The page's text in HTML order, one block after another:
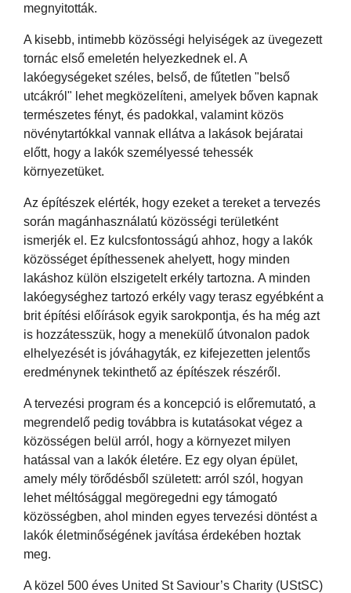
megnyitották.
A kisebb, intimebb közösségi helyiségek az üvegezett
tornác első emeletén helyezkednek el. A
lakóegységeket széles, belső, de fűtetlen "belső
utcákról" lehet megközelíteni, amelyek bőven kapnak
természetes fényt, és padokkal, valamint közös
növénytartókkal vannak ellátva a lakások bejáratai
előtt, hogy a lakók személyessé tehessék
környezetüket.
Az építészek elérték, hogy ezeket a tereket a tervezés
során magánhasználatú közösségi területként
ismerjék el. Ez kulcsfontosságú ahhoz, hogy a lakók
közösséget építhessenek ahelyett, hogy minden
lakáshoz külön elszigetelt erkély tartozna. A minden
lakóegységhez tartozó erkély vagy terasz egyébként a
brit építési előírások egyik sarokpontja, és ha még azt
is hozzátesszük, hogy a menekülő útvonalon padok
elhelyezését is jóváhagyták, ez kifejezetten jelentős
eredménynek tekinthető az építészek részéről.
A tervezési program és a koncepció is előremutató, a
megrendelő pedig továbbra is kutatásokat végez a
közösségen belül arról, hogy a környezet milyen
hatással van a lakók életére. Ez egy olyan épület,
amely mély törődésből született: arról szól, hogyan
lehet méltósággal megöregedni egy támogató
közösségben, ahol minden egyes tervezési döntést a
lakók életminőségének javítása érdekében hoztak
meg.
A közel 500 éves United St Saviour’s Charity (UStSC)